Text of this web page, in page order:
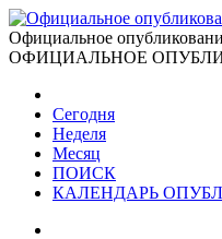
Официальное
ОФИЦИАЛЬНОЕ
Сегодня
Неделя
Месяц
ПОИСК
КАЛЕНДАРЬ